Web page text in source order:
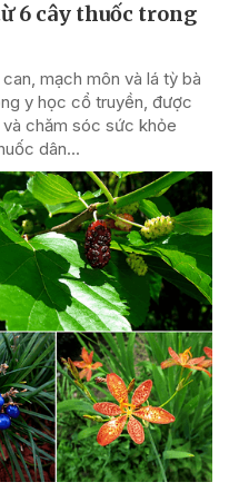
6 cây thuốc trong
mạch môn và lá tỳ bà
y học cổ truyền, được
chăm sóc sức khỏe
dân...